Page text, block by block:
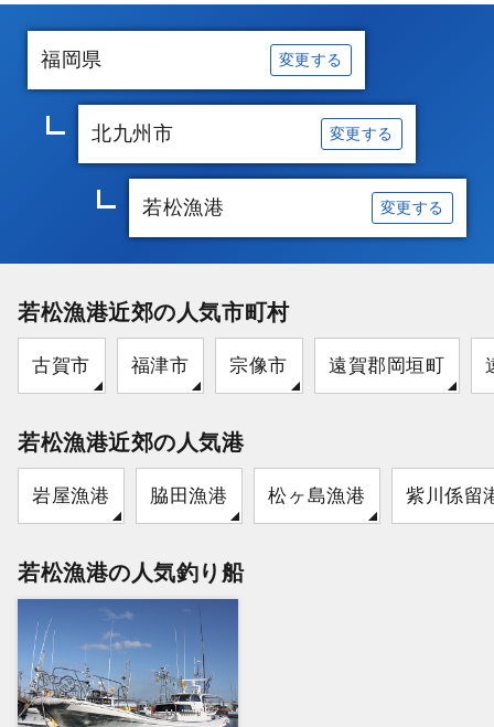
福岡県 変更する
北九州市 変更する
若松漁港 変更する
若松漁港近郊の人気市町村
古賀市 福津市 宗像市 遠賀郡岡垣町
若松漁港近郊の人気港
岩屋漁港 脇田漁港 松ヶ島漁港 紫川係留
若松漁港の人気釣り船